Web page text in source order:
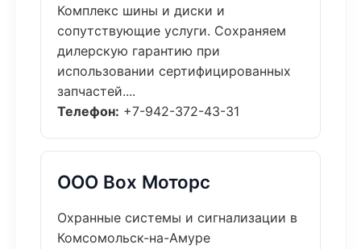
Комплекс шины и диски и
сопутствующие услуги. Сохраняем
дилерскую гарантию при
использовании сертифицированных
запчастей....
Телефон: +7-942-372-43-31
ООО Box Моторс
Охранные системы и сигнализации в
Комсомольск-на-Амуре